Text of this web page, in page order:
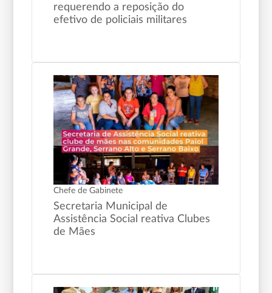
requerendo a reposição do
efetivo de policiais militares
Chefe de Gabinete
Secretaria Municipal de
Assistência Social reativa Clubes
de Mães